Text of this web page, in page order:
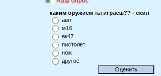
каким оружием ты играеш?? - скил
авп
м16
ак47
пистолет
нож
другое